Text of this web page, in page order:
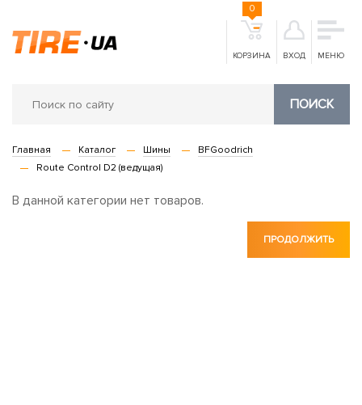
КОРЗИНА
0
ВХОД МЕНЮ
ПОИСК
Главная Каталог Шины
BFGoodrich
Route Control D2 (ведущая)
В данной категории нет товаров.
ПРОДОЛЖИТЬ